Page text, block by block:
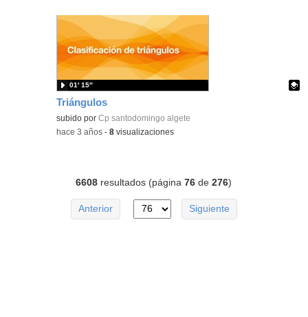
Triángulos
Contenido educativo.
subido porCp santodomingo algete
01′ 15″
-hace 3 años -8 visualizaciones
6608 resultados (página76 de276)
Anterior Siguiente